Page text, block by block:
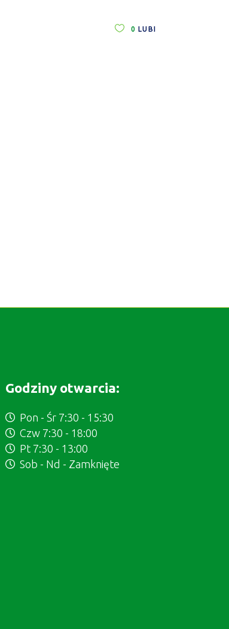
0 LUBI
Godziny otwarcia:
Pon - Śr 7:30 - 15:30
Czw 7:30 - 18:00
Pt 7:30 - 13:00
Sob - Nd - Zamknięte